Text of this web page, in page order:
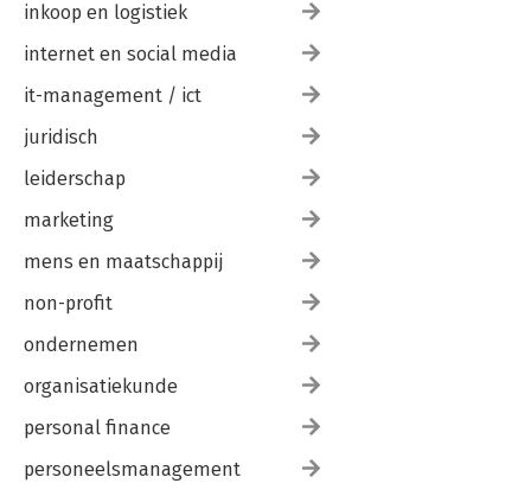
inkoop en logistiek
internet en social media
it-management / ict
juridisch
leiderschap
marketing
mens en maatschappij
non-profit
ondernemen
organisatiekunde
personal finance
personeelsmanagement